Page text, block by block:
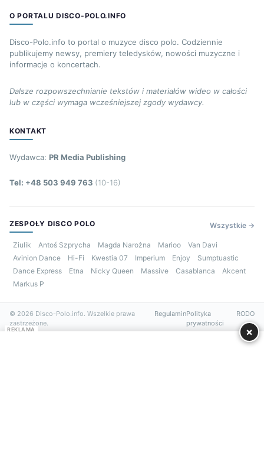
O PORTALU DISCO-POLO.INFO
Disco-Polo.info to portal o muzyce disco polo. Codziennie
publikujemy newsy, premiery teledysków, nowości muzyczne i
informacje o koncertach.
Dalsze rozpowszechnianie tekstów i materiałów wideo w całości
lub w części wymaga wcześniejszej zgody wydawcy.
KONTAKT
Wydawca: PR Media Publishing
Tel: +48 503 949 763 (10-16)
ZESPOŁY DISCO POLO Wszystkie →
Ziulik Antoś Szprycha Magda Narożna Marioo
Van Davi
Avinion Dance
Hi-Fi Kwestia 07 Imperium Enjoy
Sumptuastic
Dance Express
Etna Nicky Queen Massive Casablanca
Akcent
Markus P
© 2026 Disco-Polo.info. Wszelkie prawa
zastrzeżone.
RegulaminPolityka
prywatności
RODO
REKLAMA ×